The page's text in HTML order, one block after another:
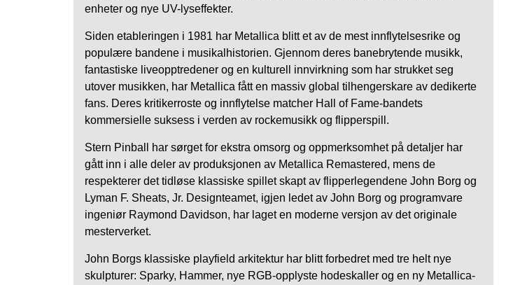
enheter og nye UV-lyseffekter.
Siden etableringen i 1981 har Metallica blitt et av de mest innflytelsesrike og
populære bandene i musikalhistorien. Gjennom deres banebrytende musikk,
fantastiske liveopptredener og en kulturell innvirkning som har strukket seg
utover musikken, har Metallica fått en massiv global tilhengerskare av dedikerte
fans. Deres kritikerroste og innflytelse matcher Hall of Fame-bandets
kommersielle suksess i verden av rockemusikk og flipperspill.
Stern Pinball har sørget for ekstra omsorg og oppmerksomhet på detaljer har
gått inn i alle deler av produksjonen av Metallica Remastered, mens de
respekterer det tidløse klassiske spillet skapt av flipperlegendene John Borg og
Lyman F. Sheats, Jr. Designteamet, igjen ledet av John Borg og programvare
ingeniør Raymond Davidson, har laget en moderne versjon av det originale
mesterverket.
John Borgs klassiske playfield arkitektur har blitt forbedret med tre helt nye
skulpturer: Sparky, Hammer, nye RGB-opplyste hodeskaller og en ny Metallica-